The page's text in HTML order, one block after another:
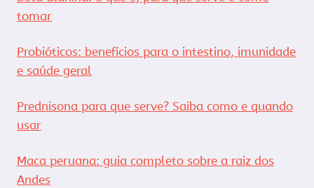
tomar
Probióticos: benefícios para o intestino, imunidade
e saúde geral
Prednisona para que serve? Saiba como e quando
usar
Maca peruana: guia completo sobre a raiz dos
Andes